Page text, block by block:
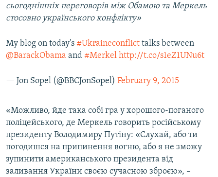
сьогоднішніх переговорів між Обамою та Меркель
стосовно українського конфлікту»
My blog on today's #Ukraineconflict talks between
@BarackObama and #Merkel http://t.co/s1eZ1UNu6t
— Jon Sopel (@BBCJonSopel) February 9, 2015
«Можливо, йде така собі гра у хорошого-поганого
поліцейського, де Меркель говорить російському
президенту Володимиру Путіну: «Слухай, або ти
погодишся на припинення вогню, або я не зможу
зупинити американського президента від
заливання України своєю сучасною зброєю», –